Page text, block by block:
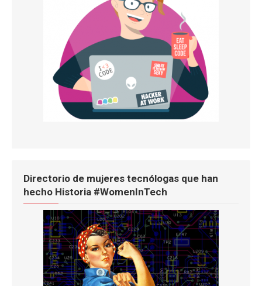
Directorio de mujeres tecnólogas que han
hecho Historia #WomenInTech